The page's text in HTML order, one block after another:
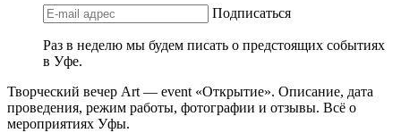
Подписаться
Раз в неделю мы будем писать о предстоящих событиях
в Уфе.
Творческий вечер Art — event «Открытие». Описание, дата
проведения, режим работы, фотографии и отзывы. Всё о
мероприятиях Уфы.